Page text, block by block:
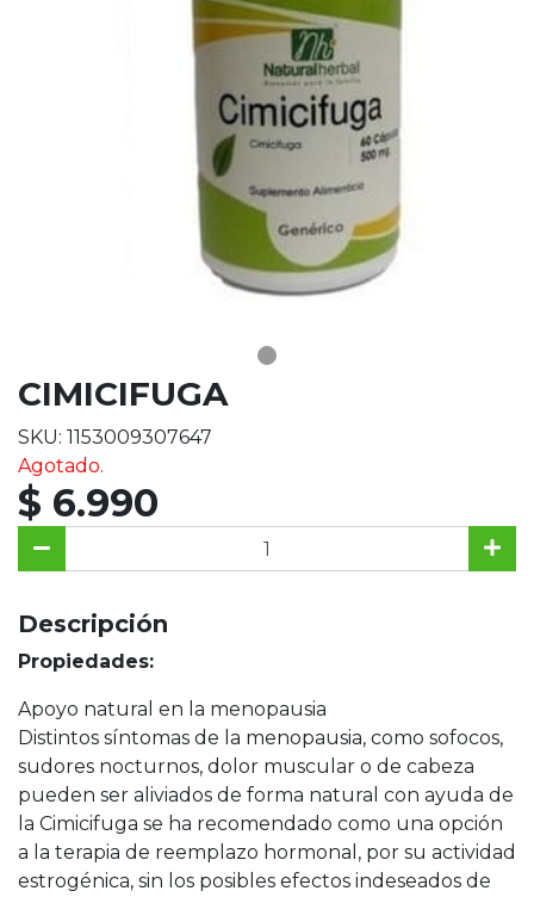
CIMICIFUGA
SKU: 1153009307647
Agotado.
$ 6.990
Descripción
Propiedades:
Apoyo natural en la menopausia
Distintos síntomas de la menopausia, como sofocos,
sudores nocturnos, dolor muscular o de cabeza
pueden ser aliviados de forma natural con ayuda de
la Cimicifuga se ha recomendado como una opción
a la terapia de reemplazo hormonal, por su actividad
estrogénica, sin los posibles efectos indeseados de